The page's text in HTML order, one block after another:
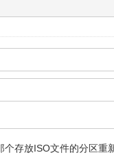
存放ISO文件的分区